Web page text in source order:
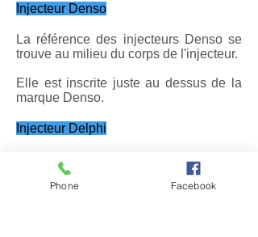
Injecteur Denso
La référence des injecteurs Denso se
trouve au milieu du corps de l'injecteur.
Elle est inscrite juste au dessus de la
marque Denso.
Injecteur Delphi
La référence des injecteurs Delphi se
trouve sur une étiquette collée au milieu
de l'injecteur.
Phone Facebook